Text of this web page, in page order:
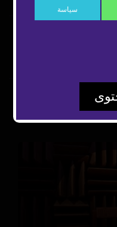
في جنوب أفريقيا منذ
سياسة